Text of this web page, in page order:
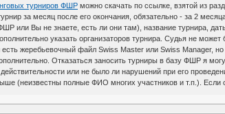
турниров ФШР можно скачать по ссылке, взятой из
за месяц после его окончания, обязательно - за 2
или Вы не знаете, есть ли они там), название турнира,
указать организаторов турнира. Судья не
есть жеребьевочный файл Swiss Master или Swiss Manager,
Отказаться заносить турниры в базу ФШР я
или не было ли нарушений при его
(неизвестны полные ФИО многих участников и т.п.).